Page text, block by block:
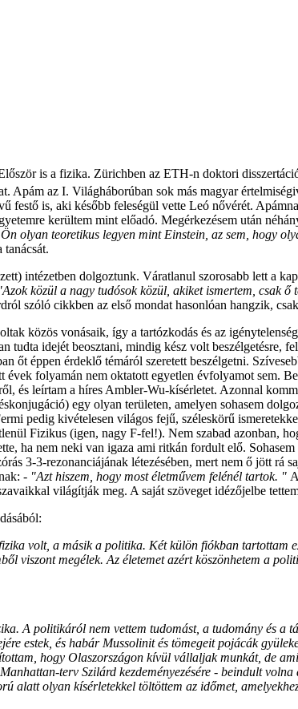
is a fizika. Zürichben az ETH-n doktori
Apám az I. Világháborúban sok más magyar
festő is, aki később feleségül vette Leó nővérét.
kerültem mint előadó. Megérkezésem után
Ön olyan teoretikus legyen mint Einstein, az sem, hogy
intézetben dolgoztunk. Váratlanul szorosabb lett a
közül a nagy tudósok közül, akiket ismertem, csak
szóló cikkben az első mondat hasonlóan hangzik,
közös vonásaik, így a tartózkodás és az
tudta idejét beosztani, mindig kész volt
őt éppen érdeklő témáról szeretett beszélgetni.
folyamán nem oktatott egyetlen évfolyamot sem.
és leírtam a híres Ambler-Wu-kísérletet. Azonnal
egy olyan területen, amelyen sohasem
pedig kivételesen világos fejű, széleskörű
Fizikus (igen, nagy F-fel!). Nem szabad azonban,
ha nem neki van igaza ami ritkán fordult elő.
3-3-rezonanciájának létezésében, mert nem ő jött rá
- "Azt hiszem, hogy most életművem felénél tartok. "
világítják meg. A saját szöveget idézőjelbe
volt, a másik a politika. Két külön fiókban tartottam
viszont megélek. Az életemet azért köszönhetem a
A politikáról nem vettem tudomást, a tudomány és a
estek, és habár Mussolinit és tömegeit pojácák
hogy Olaszországon kívül vállaljak munkát, de
terv Szilárd kezdeményezésére - beindult
alatt olyan kísérletekkel töltöttem az időmet,